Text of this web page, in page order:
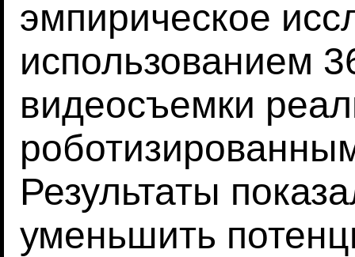
эмпирическое
использованием
видеосъемки
Результаты
уменьшить